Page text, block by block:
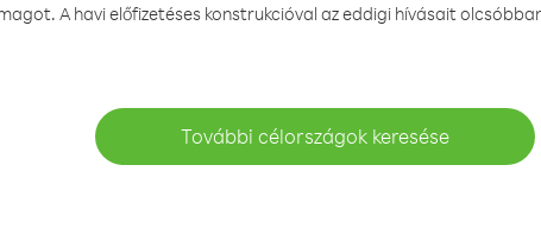
A havi előfizetéses konstrukcióval az eddigi hívásait
További célországok keresése